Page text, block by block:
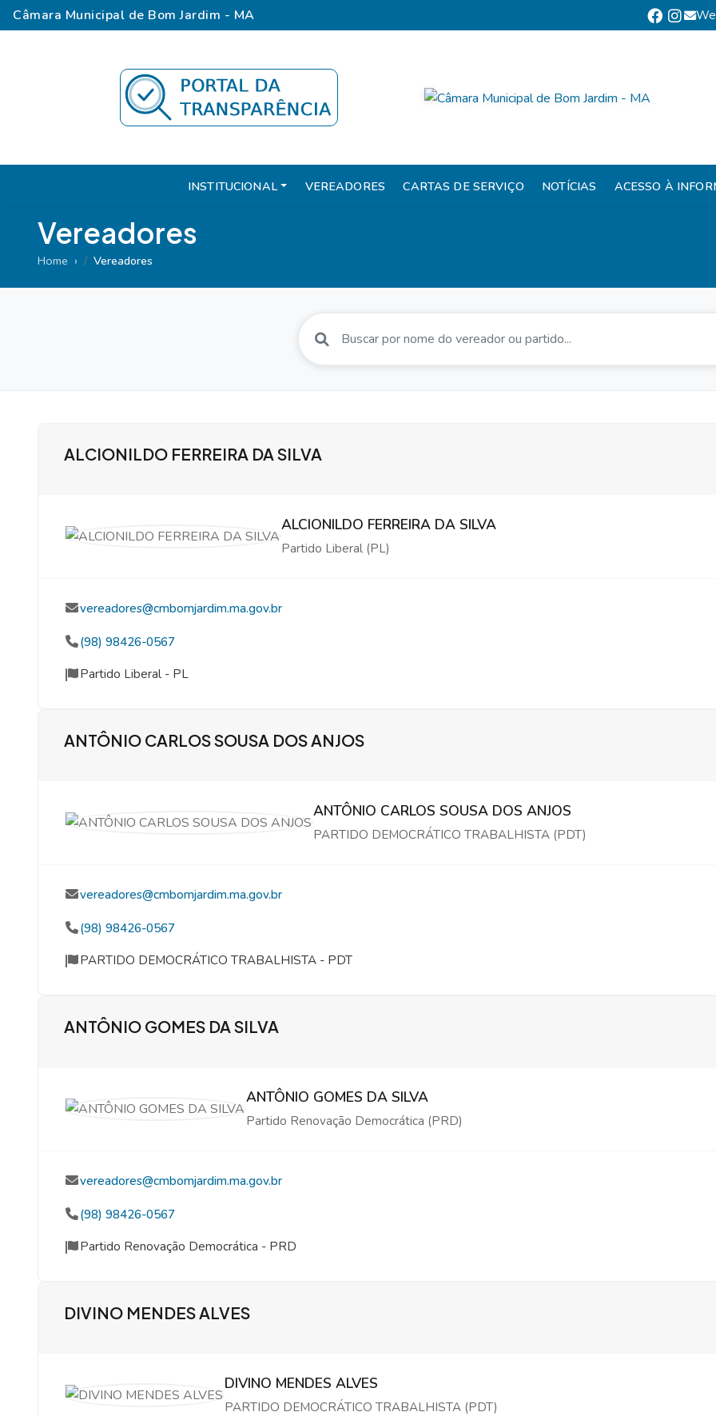
Câmara Municipal de Bom Jardim - MA
INSTITUCIONAL VEREADORES CARTAS DE SERVIÇO NOTÍCIAS ACESSO À
Vereadores
Home Vereadores
ALCIONILDO FERREIRA DA SILVA
ALCIONILDO FERREIRA DA SILVA
Partido Liberal (PL)
vereadores@cmbomjardim.ma.gov.br
(98) 98426-0567
Partido Liberal - PL
ANTÔNIO CARLOS SOUSA DOS ANJOS
ANTÔNIO CARLOS SOUSA DOS ANJOS
PARTIDO DEMOCRÁTICO TRABALHISTA (PDT)
vereadores@cmbomjardim.ma.gov.br
(98) 98426-0567
PARTIDO DEMOCRÁTICO TRABALHISTA - PDT
ANTÔNIO GOMES DA SILVA
ANTÔNIO GOMES DA SILVA
Partido Renovação Democrática (PRD)
vereadores@cmbomjardim.ma.gov.br
(98) 98426-0567
Partido Renovação Democrática - PRD
DIVINO MENDES ALVES
DIVINO MENDES ALVES
PARTIDO DEMOCRÁTICO TRABALHISTA (PDT)